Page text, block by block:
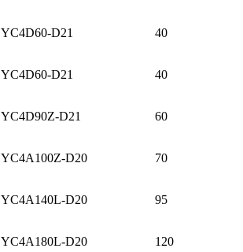
YC4D60-D21 40
YC4D60-D21 40
YC4D90Z-D21 60
YC4A100Z-D20 70
YC4A140L-D20 95
YC4A180L-D20 120